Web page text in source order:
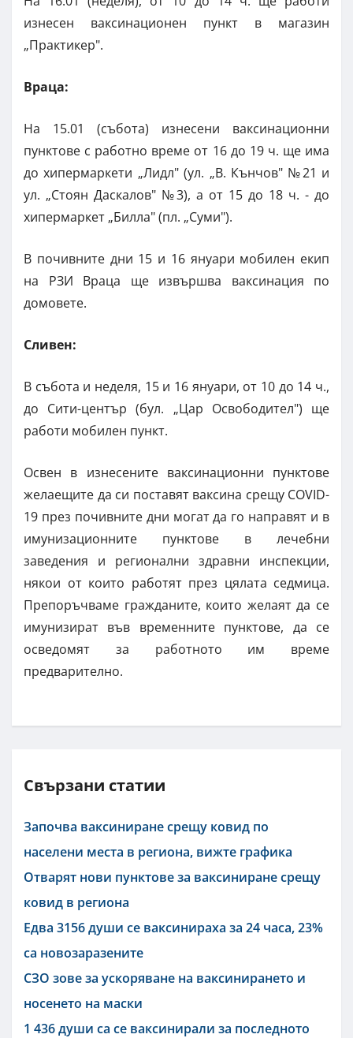
изнесен ваксинационен пункт в магазин
„Практикер".
Враца:
На 15.01 (събота) изнесени ваксинационни
пунктове с работно време от 16 до 19 ч. ще има
до хипермаркети „Лидл" (ул. „В. Кънчов" №21 и
ул. „Стоян Даскалов" №3), а от 15 до 18 ч. - до
хипермаркет „Билла" (пл. „Суми").
В почивните дни 15 и 16 януари мобилен екип
на РЗИ Враца ще извършва ваксинация по
домовете.
Сливен:
В събота и неделя, 15 и 16 януари, от 10 до 14 ч.,
до Сити-център (бул. „Цар Освободител") ще
работи мобилен пункт.
Освен в изнесените ваксинационни пунктове
желаещите да си поставят ваксина срещу COVID-
19 през почивните дни могат да го направят и в
имунизационните пунктове в лечебни
заведения и регионални здравни инспекции,
някои от които работят през цялата седмица.
Препоръчваме гражданите, които желаят да се
имунизират във временните пунктове, да се
осведомят за работното им време
предварително.
Свързани статии
Започва ваксиниране срещу ковид по
населени места в региона, вижте графика
Отварят нови пунктове за ваксиниране срещу
ковид в региона
Едва 3156 души се ваксинираха за 24 часа, 23%
са новозаразените
СЗО зове за ускоряване на ваксинирането и
носенето на маски
1 436 души са се ваксинирали за последното